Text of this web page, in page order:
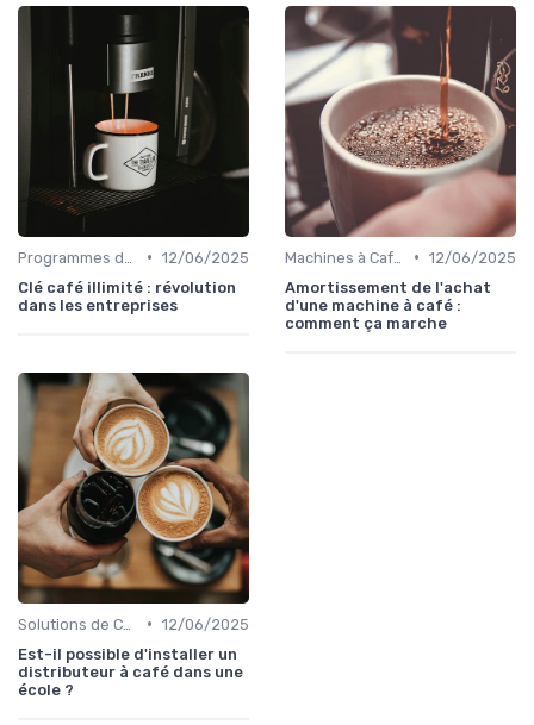
• 12/06/2025
Clé café illimité : révolution
dans les entreprises
• 12/06/2025
Amortissement de l'achat
d'une machine à café :
comment ça marche
• 12/06/2025
Est-il possible d'installer un
distributeur à café dans une
école ?